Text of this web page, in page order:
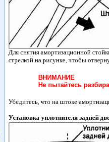
Для снятия амортизационной
стрелкой на рисунке, чтобы
ВНИМАНИЕ
Не пытайтесь
Убедитесь, что на штоке
Установка уплотнителя задней